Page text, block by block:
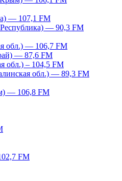
— 107,1 FM
— 90,3 FM
обл.) — 106,7 FM
— 87,6 FM
обл.) – 104,5 FM
обл.) — 89,3 FM
— 106,8 FM
FM